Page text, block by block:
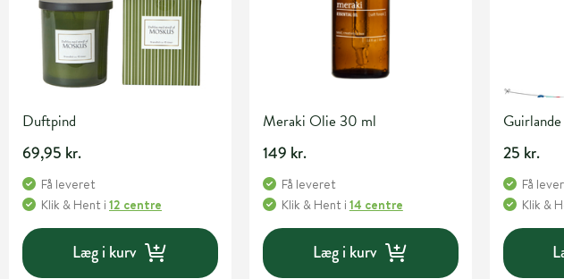
Duftpind
69,95 kr.
Få leveret
Klik & Hent i 12 centre
Læg i kurv
Meraki Olie 30 ml
149 kr.
Få leveret
Klik & Hent i 14 centre
Læg i kurv
25 kr.
Få
Klik &